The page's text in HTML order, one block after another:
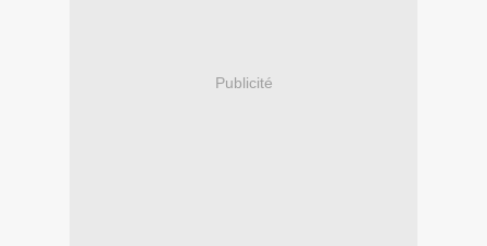
Publicité